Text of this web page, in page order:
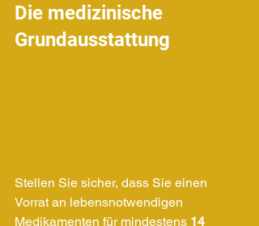
Die medizinische
Grundausstattung
Stellen Sie sicher, dass Sie einen
Vorrat an lebensnotwendigen
Medikamenten für mindestens 14